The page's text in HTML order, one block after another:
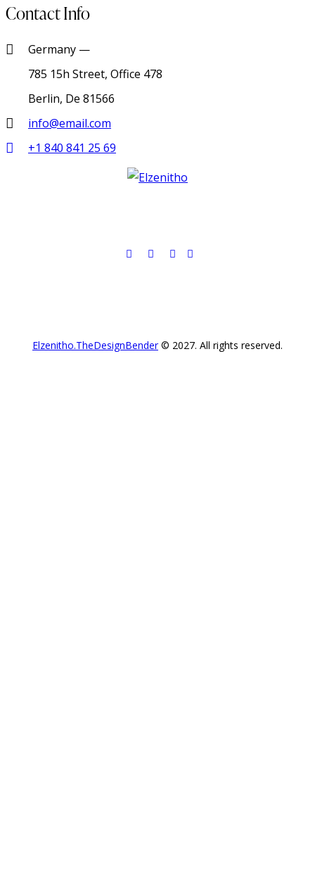
Contact Info
Germany —
785 15h Street, Office 478
Berlin, De 81566
info@email.com
+1 840 841 25 69
Elzenitho.TheDesignBender© 2027. All rights reserved.